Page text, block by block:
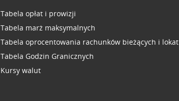
Tabela opłat i prowizji
Tabela marż maksymalnych
Tabela oprocentowania rachunków bieżących i lokat
Tabela Godzin Granicznych
Kursy walut